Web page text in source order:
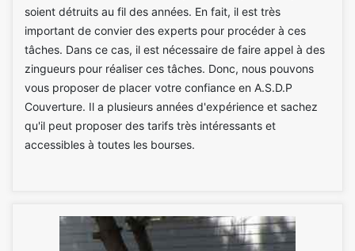
soient détruits au fil des années. En fait, il est très
important de convier des experts pour procéder à ces
tâches. Dans ce cas, il est nécessaire de faire appel à des
zingueurs pour réaliser ces tâches. Donc, nous pouvons
vous proposer de placer votre confiance en A.S.D.P
Couverture. Il a plusieurs années d'expérience et sachez
qu'il peut proposer des tarifs très intéressants et
accessibles à toutes les bourses.